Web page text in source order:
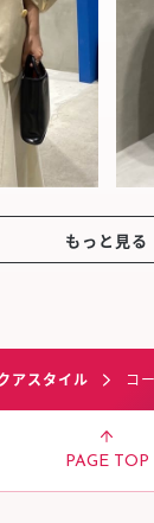
もっと見る
アスタイル コ
PAGE TOP